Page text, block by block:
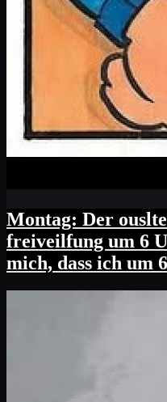
Montag: Der
freiveilfung um 6
mich, dass ich um